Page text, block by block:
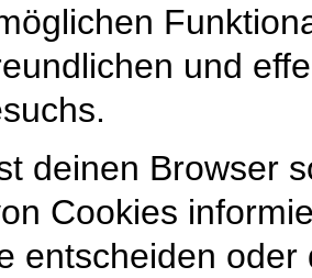
und
deinen Browser
Cookies
entscheiden